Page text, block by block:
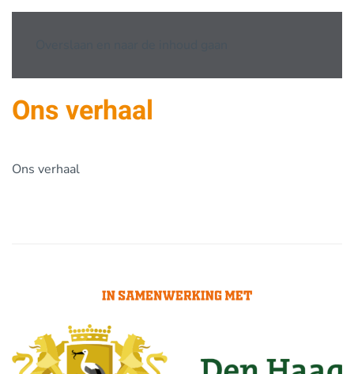
Ons verhaal
Ons verhaal